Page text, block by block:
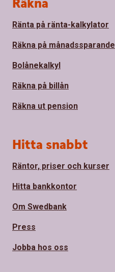
Räkna
Ränta på ränta-kalkylator
Räkna på månadssparande
Bolånekalkyl
Räkna på billån
Räkna ut pension
Hitta snabbt
Räntor, priser och kurser
Hitta bankkontor
Om Swedbank
Press
Jobba hos oss